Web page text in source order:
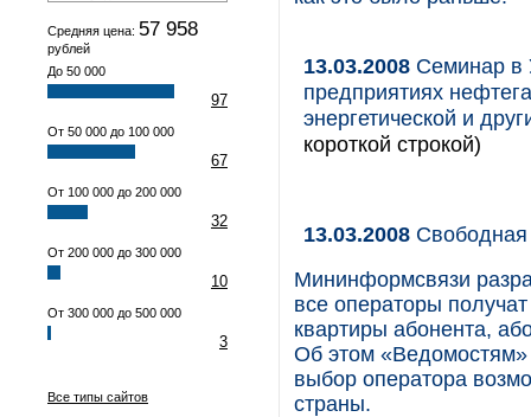
Средняя цена: 57 958
рублей
До 50 000
97
От 50 000 до 100 000
67
От 100 000 до 200 000
32
От 200 000 до 300 000
10
От 300 000 до 500 000
3
Все типы сайтов
13.03.2008 Семинар в
предприятиях
энергетической и
короткой строкой)
13.03.2008
Мининформсвязи
все операторы
квартиры абонента,
Об этом «Ведомостям»
выбор оператора
страны.